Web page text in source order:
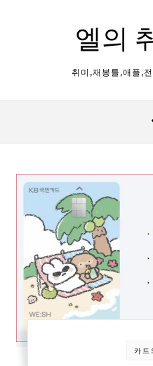
엘의
취미,재봉틀,애플,
카드